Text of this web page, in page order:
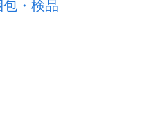
・検品